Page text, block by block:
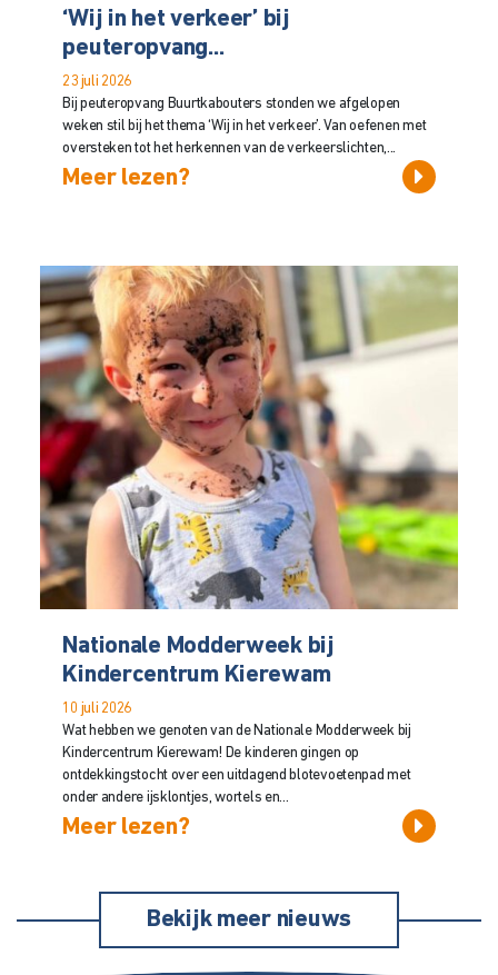
‘Wij in het verkeer’ bij
peuteropvang...
23 juli 2026
Bij peuteropvang Buurtkabouters stonden we afgelopen
weken stil bij het thema ‘Wij in het verkeer’. Van oefenen met
oversteken tot het herkennen van de verkeerslichten,...
Meer lezen?
Nationale Modderweek bij
Kindercentrum Kierewam
10 juli 2026
Wat hebben we genoten van de Nationale Modderweek bij
Kindercentrum Kierewam! De kinderen gingen op
ontdekkingstocht over een uitdagend blotevoetenpad met
onder andere ijsklontjes, wortels en...
Meer lezen?
Bekijk meer nieuws